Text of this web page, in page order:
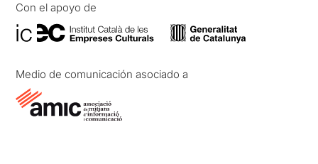
Con el apoyo de
Medio de comunicación asociado a